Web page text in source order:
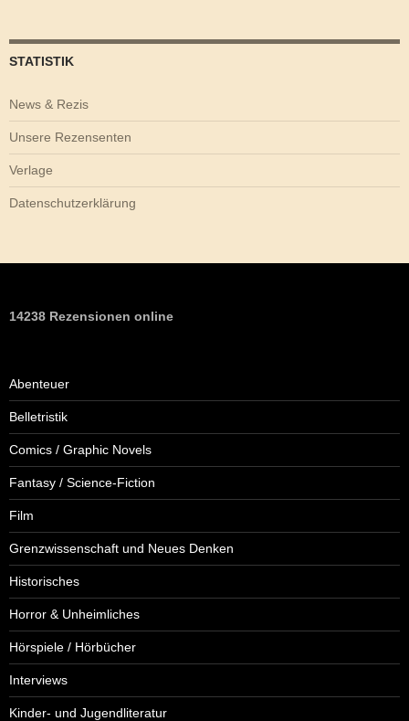
STATISTIK
News & Rezis
Unsere Rezensenten
Verlage
Datenschutzerklärung
14238 Rezensionen online
Abenteuer
Belletristik
Comics / Graphic Novels
Fantasy / Science-Fiction
Film
Grenzwissenschaft und Neues Denken
Historisches
Horror & Unheimliches
Hörspiele / Hörbücher
Interviews
Kinder- und Jugendliteratur